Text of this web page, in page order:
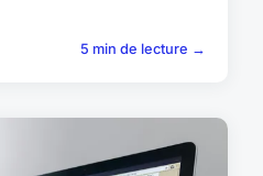
5 min de lecture →